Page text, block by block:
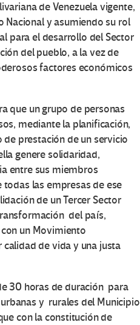
de Venezuela vigente,
y asumiendo su rol
para el desarrollo del Sector
del pueblo, a la vez de
factores económicos
un grupo de personas
mediante la planificación,
prestación de un servicio
genere solidaridad,
entre sus miembros
las empresas de ese
de un Tercer Sector
del país,
un Movimiento
de vida y una justa
horas de duración para
y rurales del Municipio
con la constitución de